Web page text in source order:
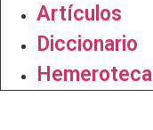
Artículos
Diccionario
Hemeroteca